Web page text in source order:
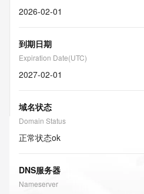
2026-02-01
到期日期
Expiration Date(UTC)
2027-02-01
域名状态
Domain Status
正常状态ok
DNS服务器
Nameserver